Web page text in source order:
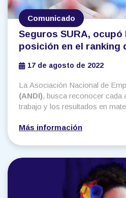
Comunicado
Seguros SURA, ocupó
posición en el ranking
su mayor innovación
17 de agosto de 2022
La Asociación Nacional de
(ANDI), busca reconocer cada
trabajo y los resultados en
Empresarial. En su sexta
medición de 2021.
Más información